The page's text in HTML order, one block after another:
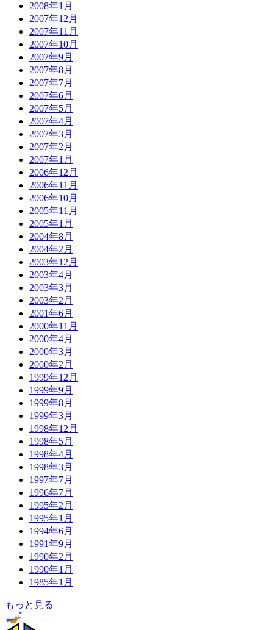
2008年1月
2007年12月
2007年11月
2007年10月
2007年9月
2007年8月
2007年7月
2007年6月
2007年5月
2007年4月
2007年3月
2007年2月
2007年1月
2006年12月
2006年11月
2006年10月
2005年11月
2005年1月
2004年8月
2004年2月
2003年12月
2003年4月
2003年3月
2003年2月
2001年6月
2000年11月
2000年4月
2000年3月
2000年2月
1999年12月
1999年9月
1999年8月
1999年3月
1998年12月
1998年5月
1998年4月
1998年3月
1997年7月
1996年7月
1995年2月
1995年1月
1994年6月
1991年9月
1990年2月
1990年1月
1985年1月
もっと見る